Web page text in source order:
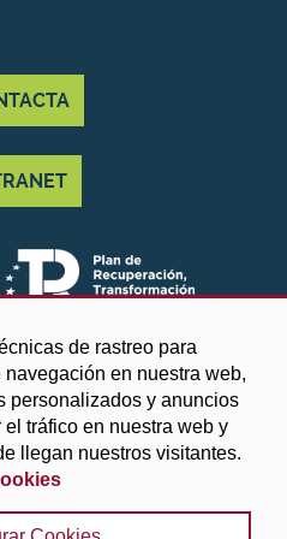
de rastreo para
en nuestra web,
personalizados y anuncios
tráfico en nuestra web y
llegan nuestros visitantes.
de Granada